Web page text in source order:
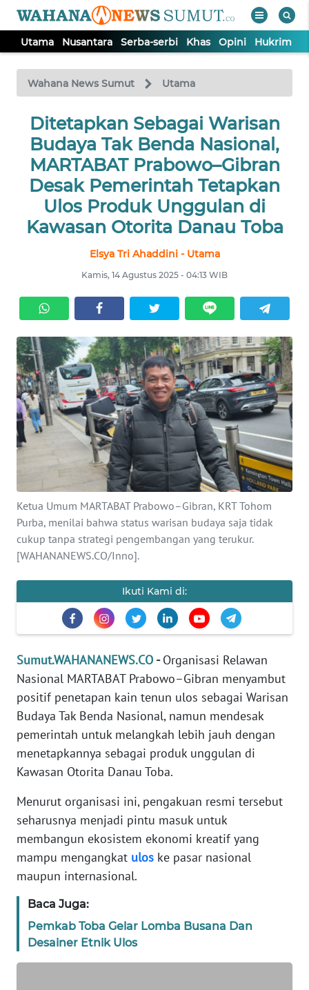
Utama Nusantara Serba-serbi Khas Opini Hukrim
Wahana News Sumut Utama
Ditetapkan Sebagai Warisan
Budaya Tak Benda Nasional,
MARTABAT Prabowo–Gibran
Desak Pemerintah Tetapkan
Ulos Produk Unggulan di
Kawasan Otorita Danau Toba
Elsya Tri Ahaddini - Utama
Kamis, 14 Agustus 2025 - 04:13 WIB
Ketua Umum MARTABAT Prabowo–Gibran, KRT Tohom
Purba, menilai bahwa status warisan budaya saja tidak
cukup tanpa strategi pengembangan yang terukur.
[WAHANANEWS.CO/Inno].
Ikuti Kami di:
Sumut.WAHANANEWS.CO -Organisasi Relawan
Nasional MARTABAT Prabowo–Gibran menyambut
positif penetapan kain tenun ulos sebagai Warisan
Budaya Tak Benda Nasional, namun mendesak
pemerintah untuk melangkah lebih jauh dengan
menetapkannya sebagai produk unggulan di
Kawasan Otorita Danau Toba.
Menurut organisasi ini, pengakuan resmi tersebut
seharusnya menjadi pintu masuk untuk
membangun ekosistem ekonomi kreatif yang
mampu mengangkat ulos ke pasar nasional
maupun internasional.
Baca Juga:
Pemkab Toba Gelar Lomba Busana Dan
Desainer Etnik Ulos
TV
Tutup
UTAMA
NUSANTARA
SERBA-
SERBI
PERISTIWA
Informasi
INDEKS
BERITA
KAMI
INFO
IKLAN
KAMI
PEDOMAN
MEDIA
SIBER
REDAKSI
KARIR
DISCLAIMER
Wahana
News
Regional
WN
WN
JAKARTA